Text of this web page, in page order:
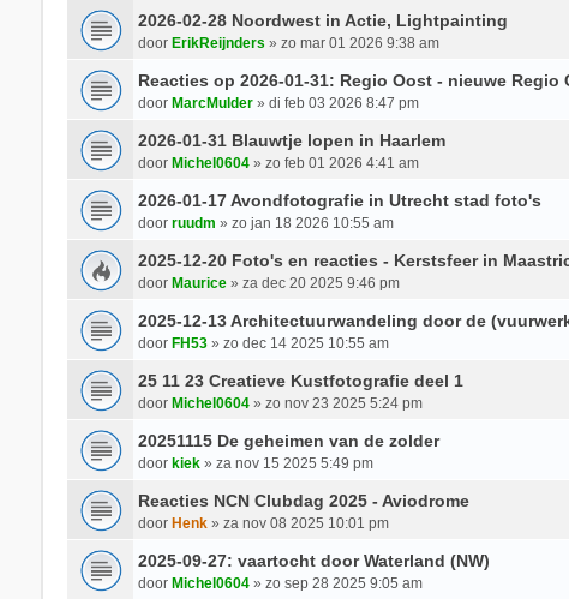
2026-02-28 Noordwest in Actie, Lightpainting
door ErikReijnders » zo mar 01 2026 9:38 am
Reacties op 2026-01-31: Regio Oost - nieuwe
door MarcMulder» di feb 03 2026 8:47 pm
2026-01-31 Blauwtje lopen in Haarlem
door Michel0604» zo feb 01 2026 4:41 am
2026-01-17 Avondfotografie in Utrecht stad foto's
door ruudm » zo jan 18 2026 10:55 am
2025-12-20 Foto's en reacties - Kerstsfeer in
door Maurice» za dec 20 2025 9:46 pm
2025-12-13 Architectuurwandeling door de
door FH53» zo dec 14 2025 10:55 am
25 11 23 Creatieve Kustfotografie deel 1
door Michel0604» zo nov 23 2025 5:24 pm
20251115 De geheimen van de zolder
door kiek» za nov 15 2025 5:49 pm
Reacties NCN Clubdag 2025 - Aviodrome
door Henk» za nov 08 2025 10:01 pm
2025-09-27: vaartocht door Waterland (NW)
door Michel0604» zo sep 28 2025 9:05 am